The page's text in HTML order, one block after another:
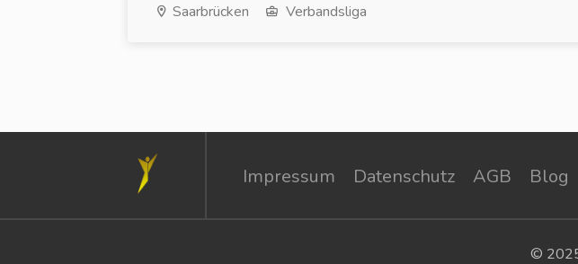
Saarbrücken Verbandsliga
Impressum Datenschutz AGB Blog
©